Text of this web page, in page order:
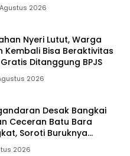
2026
Nyeri Lutut, Warga
Kembali Bisa Beraktivitas
Ditanggung BPJS
2026
Desak Bangkai
Ceceran Batu Bara
Soroti Buruknya
2026